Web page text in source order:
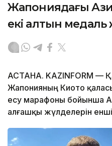
Жапониядағы
екі алтын медаль
АСТАНА. KAZINFORM —
Жапонияның Киото
есу марафоны бойынша
алғашқы жүлделерін